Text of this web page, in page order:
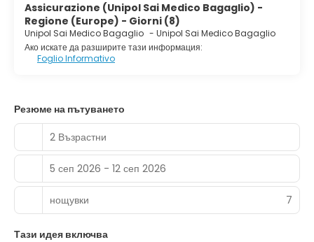
Assicurazione (Unipol Sai Medico Bagaglio) -
Regione (Europe) - Giorni (8)
Unipol Sai Medico Bagaglio - Unipol Sai Medico Bagaglio
Ако искате да разширите тази информация:
Foglio Informativo
Резюме на пътуването
2 Възрастни
5 сеп 2026 - 12 сеп 2026
нощувки 7
Тази идея включва